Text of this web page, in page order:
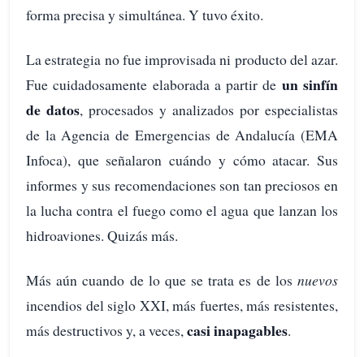
forma precisa y simultánea. Y tuvo éxito.
La estrategia no fue improvisada ni producto del azar.
Fue cuidadosamente elaborada a partir de un sinfín
de datos, procesados y analizados por especialistas
de la Agencia de Emergencias de Andalucía (EMA
Infoca), que señalaron cuándo y cómo atacar. Sus
informes y sus recomendaciones son tan preciosos en
la lucha contra el fuego como el agua que lanzan los
hidroaviones. Quizás más.
Más aún cuando de lo que se trata es de los nuevos
incendios del siglo XXI, más fuertes, más resistentes,
más destructivos y, a veces,casi inapagables.